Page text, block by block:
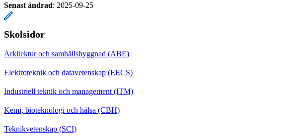
Senast ändrad: 2025-09-25
Skolsidor
Arkitektur och samhällsbyggnad (ABE)
Elektroteknik och datavetenskap (EECS)
Industriell teknik och management (ITM)
Kemi, bioteknologi och hälsa (CBH)
Teknikvetenskap (SCI)